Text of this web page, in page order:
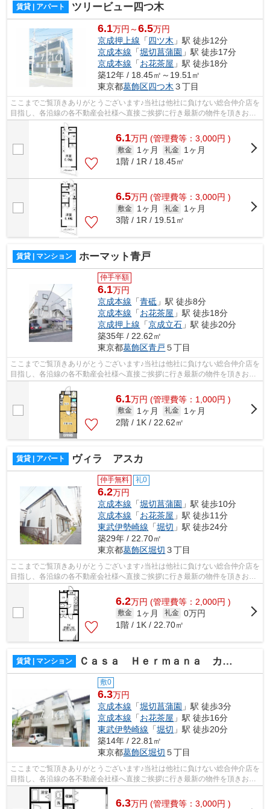
賃貸 | アパート ツリービュー四つ木
6.1万円～6.5万円
京成押上線 「四ツ木 」駅 徒歩12分
京成本線 「堀切菖蒲園 」駅 徒歩17分
京成本線 「お花茶屋 」駅 徒歩18分
築12年 / 18.45㎡～19.51㎡
東京都葛飾区四つ木 ３丁目
ここまでご覧頂きありがとうございます♪当社は他社に負けない総合仲介店を
目指し、各沿線の各不動産会社様へ直接ご挨拶に行き最新の物件を頂きお客
様へ提供しております！最新の情報は...
6.1万円 (管理費等：3,000円 )
敷金 1ヶ月 礼金
1ヶ月
1階 / 1R / 18.45㎡
6.5万円 (管理費等：3,000円 )
敷金 1ヶ月 礼金
1ヶ月
3階 / 1R / 19.51㎡
賃貸 | マンション ホーマット青戸
仲手半額
6.1万円
京成本線 「青砥 」駅 徒歩8分
京成本線 「お花茶屋 」駅 徒歩18分
京成押上線 「京成立石 」駅 徒歩20分
築35年 / 22.62㎡
東京都葛飾区青戸 ５丁目
ここまでご覧頂きありがとうございます♪当社は他社に負けない総合仲介店を
目指し、各沿線の各不動産会社様へ直接ご挨拶に行き最新の物件を頂きお客
様へ提供しております！最新の情報は...
6.1万円 (管理費等：1,000円 )
敷金 1ヶ月 礼金
1ヶ月
2階 / 1K / 22.62㎡
賃貸 | アパート ヴィラ アスカ
仲手無料 礼0
6.2万円
京成本線 「堀切菖蒲園 」駅 徒歩10分
京成本線 「お花茶屋 」駅 徒歩11分
東武伊勢崎線 「堀切 」駅 徒歩24分
築29年 / 22.70㎡
東京都葛飾区堀切 ３丁目
ここまでご覧頂きありがとうございます♪当社は他社に負けない総合仲介店を
目指し、各沿線の各不動産会社様へ直接ご挨拶に行き最新の物件を頂きお客
様へ提供しております！最新の情報は...
6.2万円 (管理費等：2,000円 )
敷金 1ヶ月 礼金 0万円
1階 / 1K / 22.70㎡
賃貸 | マンション Ｃａｓａ Ｈｅｒｍａｎａ カーサエルマーナ
敷0
6.3万円
京成本線 「堀切菖蒲園 」駅 徒歩3分
京成本線 「お花茶屋 」駅 徒歩16分
東武伊勢崎線 「堀切 」駅 徒歩20分
築14年 / 22.81㎡
東京都葛飾区堀切 ５丁目
ここまでご覧頂きありがとうございます♪当社は他社に負けない総合仲介店を
目指し、各沿線の各不動産会社様へ直接ご挨拶に行き最新の物件を頂きお客
様へ提供しております！最新の情報は...
6.3万円 (管理費等：3,000円 )